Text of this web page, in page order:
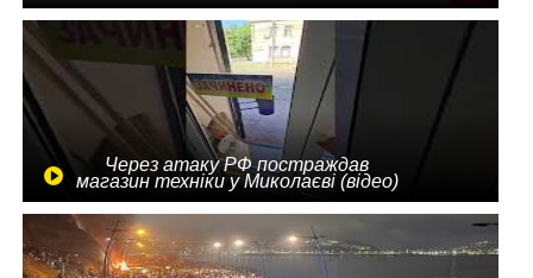
Через атаку РФ постраждав
магазин техніки у Миколаєві (відео)